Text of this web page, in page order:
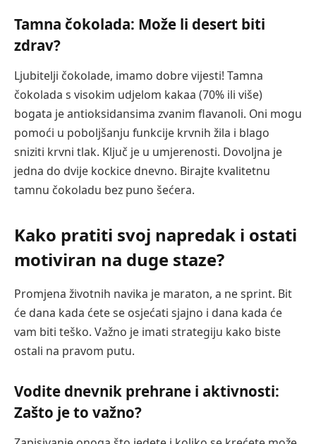
Tamna čokolada: Može li desert biti
zdrav?
Ljubitelji čokolade, imamo dobre vijesti! Tamna
čokolada s visokim udjelom kakaa (70% ili više)
bogata je antioksidansima zvanim flavanoli. Oni mogu
pomoći u poboljšanju funkcije krvnih žila i blago
sniziti krvni tlak. Ključ je u umjerenosti. Dovoljna je
jedna do dvije kockice dnevno. Birajte kvalitetnu
tamnu čokoladu bez puno šećera.
Kako pratiti svoj napredak i ostati
motiviran na duge staze?
Promjena životnih navika je maraton, a ne sprint. Bit
će dana kada ćete se osjećati sjajno i dana kada će
vam biti teško. Važno je imati strategiju kako biste
ostali na pravom putu.
Vodite dnevnik prehrane i aktivnosti:
Zašto je to važno?